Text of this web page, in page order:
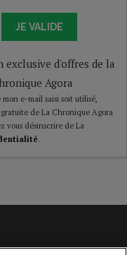
JE VALIDE
exclusive d'offres de la
Agora
e-mail saisi soit utilisé,
de La Chronique Agora
vous désinscrire de La
.